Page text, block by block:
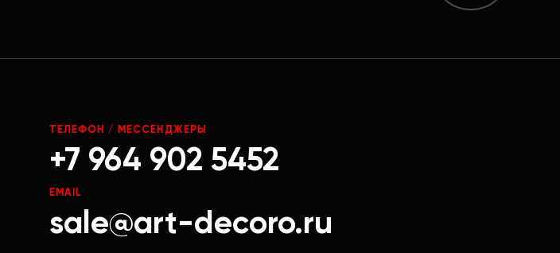
ТЕЛЕФОН / МЕССЕНДЖЕРЫ
+7 964 902 5452
EMAIL
sale@art-decoro.ru